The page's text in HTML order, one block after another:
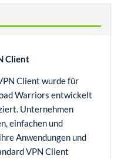
Client
Client wurde für
Warriors entwickelt
Unternehmen
einfachen und
Anwendungen und
VPN Client